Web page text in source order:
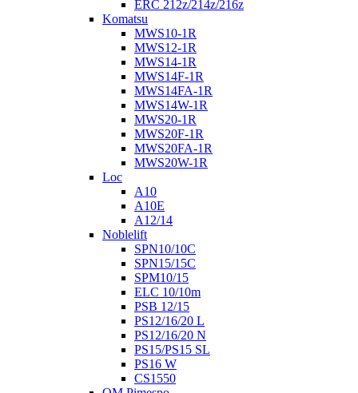
ERC 212z/214z/216z
Komatsu
MWS10-1R
MWS12-1R
MWS14-1R
MWS14F-1R
MWS14FA-1R
MWS14W-1R
MWS20-1R
MWS20F-1R
MWS20FA-1R
MWS20W-1R
Loc
A10
A10E
A12/14
Noblelift
SPN10/10C
SPN15/15C
SPM10/15
ELC 10/10m
PSB 12/15
PS12/16/20 L
PS12/16/20 N
PS15/PS15 SL
PS16 W
CS1550